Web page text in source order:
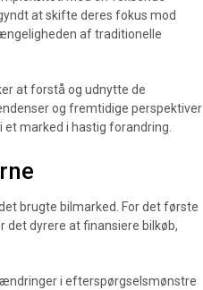
at skifte deres fokus mod
af traditionelle
at forstå og udnytte de
og fremtidige perspektiver
marked i hastig forandring.
brugte bilmarked. For det første
det dyrere at finansiere bilkøb,
i efterspørgselsmønstre